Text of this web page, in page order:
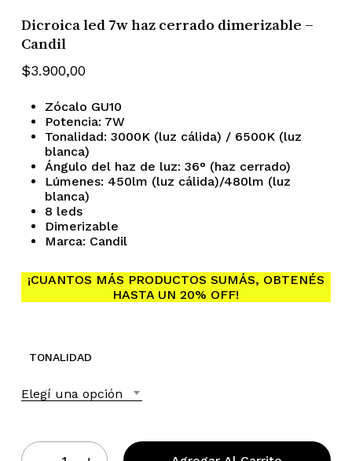
No hay productos en el
Dicroica led 7w haz cerrado dimerizable –
Candil
$3.900,00
Zócalo GU10
Potencia: 7W
Tonalidad: 3000K (luz cálida) / 6500K (luz
blanca)
Ángulo del haz de luz: 36° (haz cerrado)
Lúmenes: 450lm (luz cálida)/480lm (luz
blanca)
8 leds
Dimerizable
Marca: Candil
¡CUANTOS MÁS PRODUCTOS SUMÁS, OBTENÉS
HASTA UN 20% OFF!
TONALIDAD
Elegí una opción